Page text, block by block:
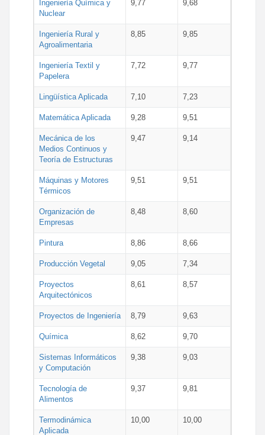
Ingeniería Química y
Nuclear
9,77 9,68
Ingeniería Rural y
Agroalimentaria
8,85 9,85
Ingeniería Textil y
Papelera
7,72 9,77
Lingüística Aplicada 7,10 7,23
Matemática Aplicada 9,28 9,51
Mecánica de los
Medios Continuos y
Teoría de Estructuras
9,47 9,14
Máquinas y Motores
Térmicos
9,51 9,51
Organización de
Empresas
8,48 8,60
Pintura 8,86 8,66
Producción Vegetal 9,05 7,34
Proyectos
Arquitectónicos
8,61 8,57
Proyectos de Ingeniería 8,79 9,63
Química 8,62 9,70
Sistemas Informáticos
y Computación
9,38 9,03
Tecnología de
Alimentos
9,37 9,81
Termodinámica
Aplicada
10,00 10,00